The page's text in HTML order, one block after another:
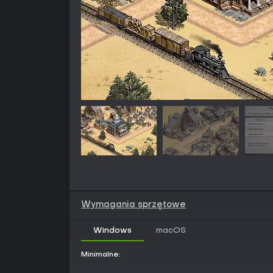
Wymagania sprzętowe
Windows macOS
Minimalne: